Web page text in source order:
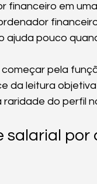
financeiro em
ajuda pouco
começar pela
da leitura
do perfil
salarial